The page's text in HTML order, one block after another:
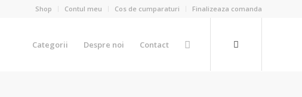
Shop Contul meu Cos de cumparaturi Finalizeaza comanda
Categorii Despre noi Contact